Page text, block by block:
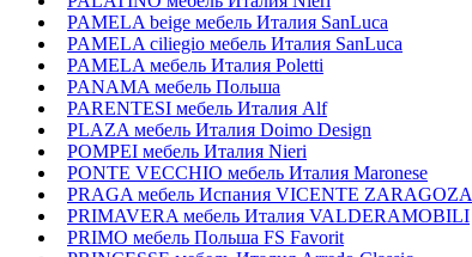
PAMELA beige мебель Италия SanLuca
PAMELA ciliegio мебель Италия SanLuca
PAMELA мебель Италия Poletti
PANAMA мебель Польша
PARENTESI мебель Италия Alf
PLAZA мебель Италия Doimo Design
POMPEI мебель Италия Nieri
PONTE VECCHIO мебель Италия Maronese
PRAGA мебель Испания VICENTE ZARAGOZA
PRIMAVERA мебель Италия VALDERAMOBILI
PRIMO мебель Польша FS Favorit